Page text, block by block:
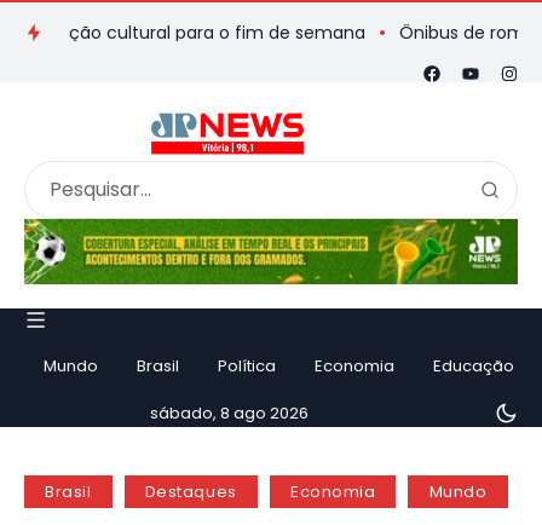
cultural para o fim de semana Ônibus de romeiros
Mundo Brasil Política Economia Educação
sábado, 8 ago 2026
Brasil Destaques Economia Mundo